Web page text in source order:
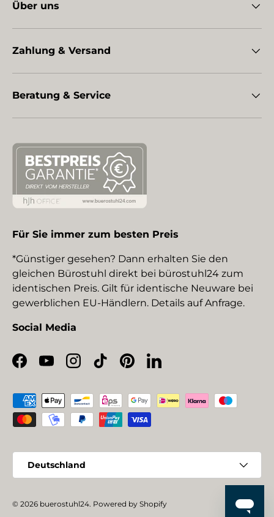
Über uns
Zahlung & Versand
Beratung & Service
Für Sie immer zum besten Preis
*Günstiger gesehen? Dann erhalten Sie den
gleichen Bürostuhl direkt bei bürostuhl24 zum
identischen Preis. Gilt für identische Neuware bei
gewerblichen EU-Händlern. Details auf Anfrage.
Social Media
Facebook
YouTubeInstagram
TikTokPinterestLinkedIn
Zahlungsmethoden
Deutschland
© 2026 buerostuhl24. Powered by Shopify